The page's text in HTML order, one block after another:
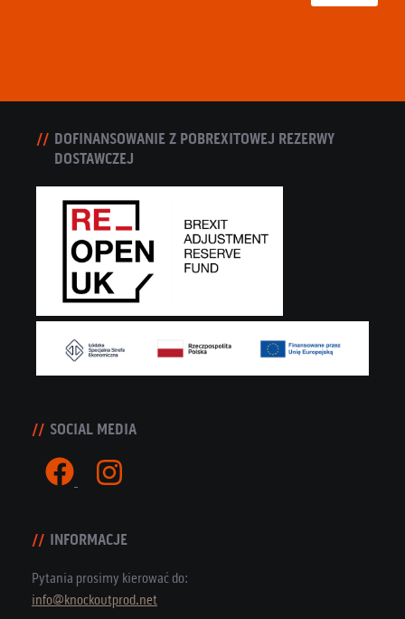
DOFINANSOWANIE Z POBREXITOWEJ REZERWY
DOSTAWCZEJ
SOCIAL MEDIA
INFORMACJE
Pytania prosimy kierować do:
info@knockoutprod.net